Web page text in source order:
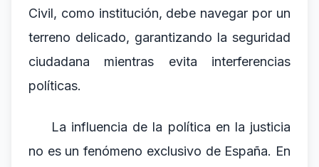
Civil, como institución, debe navegar por un
terreno delicado, garantizando la seguridad
ciudadana mientras evita interferencias
políticas.
La influencia de la política en la justicia
no es un fenómeno exclusivo de España. En